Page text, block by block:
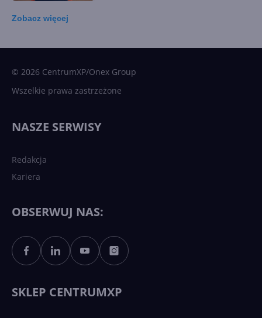
Sztuczna inteligencja po
polsku. Dość barier
Zobacz więcej
© 2026 CentrumXP/Onex Group
Wszelkie prawa zastrzeżone
NASZE SERWISY
Redakcja
Kariera
OBSERWUJ NAS:
SKLEP CENTRUMXP